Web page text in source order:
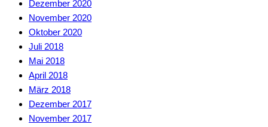
Dezember 2020
November 2020
Oktober 2020
Juli 2018
Mai 2018
April 2018
März 2018
Dezember 2017
November 2017